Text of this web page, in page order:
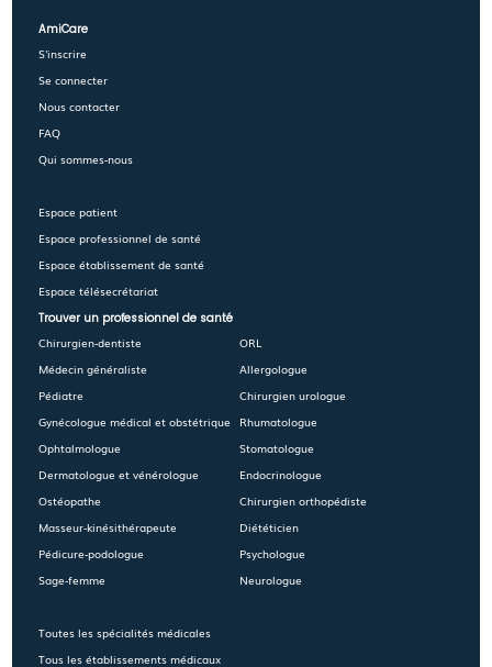
AmiCare
S'inscrire
Se connecter
Nous contacter
FAQ
Qui sommes-nous
Espace patient
Espace professionnel de santé
Espace établissement de santé
Espace télésecrétariat
Trouver un professionnel de santé
Chirurgien-dentiste
Médecin généraliste
Pédiatre
Gynécologue médical et obstétrique
Ophtalmologue
Dermatologue et vénérologue
Ostéopathe
Masseur-kinésithérapeute
Pédicure-podologue
Sage-femme
Toutes les spécialités médicales
Tous les établissements médicaux
ORL
Allergologue
Chirurgien urologue
Rhumatologue
Stomatologue
Endocrinologue
Chirurgien orthopédiste
Diététicien
Psychologue
Neurologue